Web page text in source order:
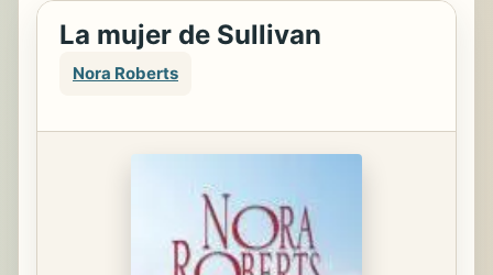
La mujer de Sullivan
Nora Roberts